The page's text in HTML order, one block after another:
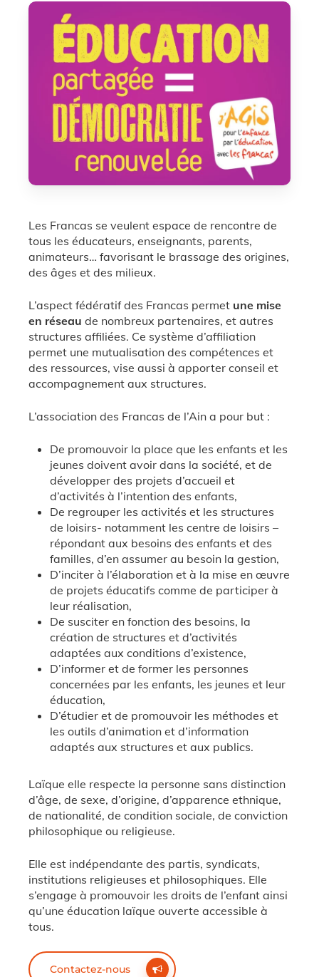
Les Francas se veulent espace de rencontre de
tous les éducateurs, enseignants, parents,
animateurs… favorisant le brassage des origines,
des âges et des milieux.
L’aspect fédératif des Francas permet une mise
en réseau de nombreux partenaires, et autres
structures affiliées. Ce système d’affiliation
permet une mutualisation des compétences et
des ressources, vise aussi à apporter conseil et
accompagnement aux structures.
L’association des Francas de l’Ain a pour but :
De promouvoir la place que les enfants et les
jeunes doivent avoir dans la société, et de
développer des projets d’accueil et
d’activités à l’intention des enfants,
De regrouper les activités et les structures
de loisirs- notamment les centre de loisirs –
répondant aux besoins des enfants et des
familles, d’en assumer au besoin la gestion,
D’inciter à l’élaboration et à la mise en œuvre
de projets éducatifs comme de participer à
leur réalisation,
De susciter en fonction des besoins, la
création de structures et d’activités
adaptées aux conditions d’existence,
D’informer et de former les personnes
concernées par les enfants, les jeunes et leur
éducation,
D’étudier et de promouvoir les méthodes et
les outils d’animation et d’information
adaptés aux structures et aux publics.
Laïque elle respecte la personne sans distinction
d’âge, de sexe, d’origine, d’apparence ethnique,
de nationalité, de condition sociale, de conviction
philosophique ou religieuse.
Elle est indépendante des partis, syndicats,
institutions religieuses et philosophiques. Elle
s’engage à promouvoir les droits de l’enfant ainsi
qu’une éducation laïque ouverte accessible à
tous.
Contactez-nous